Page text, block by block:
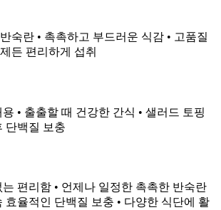
숙란 • 촉촉하고 부드러운 식감 • 고품질
든 편리하게 섭취
• 출출할 때 건강한 간식 • 샐러드 토핑
단백질 보충
는 편리함 • 언제나 일정한 촉촉한 반숙란
효율적인 단백질 보충 • 다양한 식단에 활